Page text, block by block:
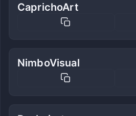
CaprichoArt
NimboVisual